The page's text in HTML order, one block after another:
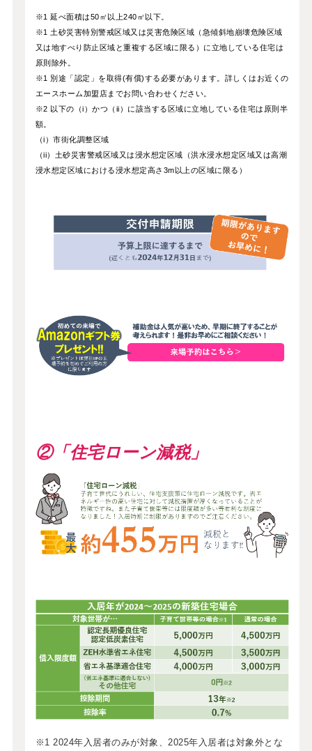
※1 延べ面積は50㎡以上240㎡以下。
※1 土砂災害特別警戒区域又は災害危険区域（急傾斜地崩壊危険区域
又は地すべり防止区域と重複する区域に限る）に立地している住宅は
原則除外。
※1 別途「認定」を取得(有償)する必要があります。詳しくはお近くの
エースホーム加盟店までお問い合わせください。
※2 以下の（i）かつ（ii）に該当する区域に立地している住宅は原則半
額。
（i）市街化調整区域
（ii）土砂災害警戒区域又は浸水想定区域（洪水浸水想定区域又は高潮
浸水想定区域における浸水想定高さ3m以上の区域に限る）
②「住宅ローン減税」
※1 2024年入居者のみが対象、2025年入居者は対象外とな